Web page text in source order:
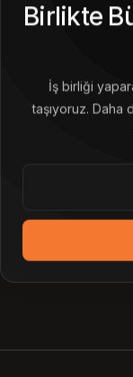
Birlikte
İş birliği
taşıyoruz. Daha